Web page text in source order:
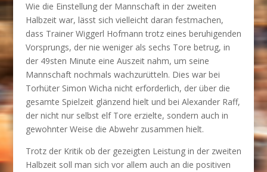
Wie die Einstellung der Mannschaft in der zweiten
Halbzeit war, lässt sich vielleicht daran festmachen,
dass Trainer Wiggerl Hofmann trotz eines beruhigenden
Vorsprungs, der nie weniger als sechs Tore betrug, in
der 49sten Minute eine Auszeit nahm, um seine
Mannschaft nochmals wachzurütteln. Dies war bei
Torhüter Simon Wicha nicht erforderlich, der über die
gesamte Spielzeit glänzend hielt und bei Alexander Raff,
der nicht nur selbst elf Tore erzielte, sondern auch in
gewohnter Weise die Abwehr zusammen hielt.
Trotz der Kritik ob der gezeigten Leistung in der zweiten
Halbzeit soll man sich vor allem auch an die positiven